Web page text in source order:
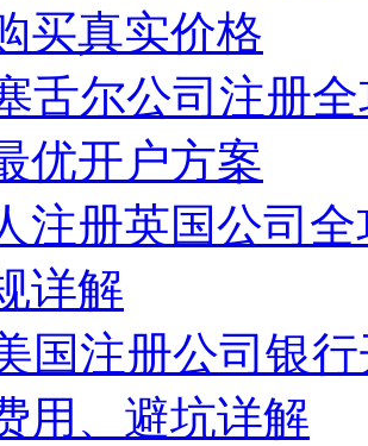
买真实价格
舌尔公司注册
优开户方案
注册英国公司
详解
国注册公司银
用、避坑详解